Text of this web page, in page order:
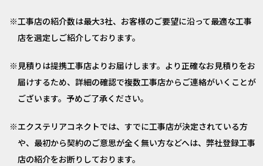
工事店の紹介数は最大3社、お客様のご要望に沿って最適な工事
店を選定しご紹介しております。
見積りは提携工事店よりお届けします。より正確なお見積りをお
届けするため、詳細の確認で複数工事店からご連絡がいくことが
ございます。予めご了承ください。
エクステリアコネクトでは、すでに工事店が決定されている方
や、最初から契約のご意思が全く無い方などへは、弊社登録工事
店の紹介をお断りしております。